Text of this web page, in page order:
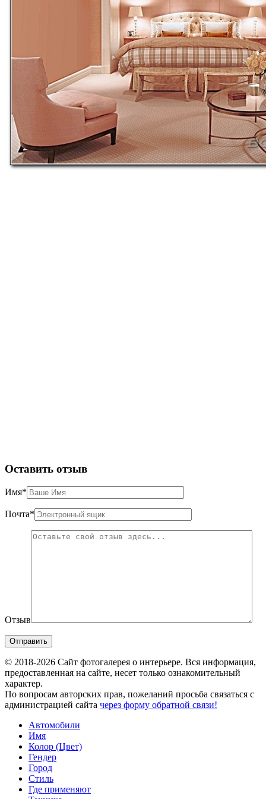
Оставить отзыв
Имя*
Почта*
Отзыв
© 2018-2026 Сайт фотогалерея о интерьере. Вся информация,
предоставленная на сайте, несет только ознакомительный
характер.
По вопросам авторских прав, пожеланий просьба связаться с
администрацией сайта через форму обратной связи!
Автомобили
Имя
Колор (Цвет)
Гендер
Город
Стиль
Где применяют